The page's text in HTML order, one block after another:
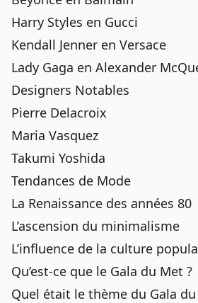
Harry Styles en Gucci
Kendall Jenner en Versace
Lady Gaga en Alexander
Designers Notables
Pierre Delacroix
Maria Vasquez
Takumi Yoshida
Tendances de Mode
La Renaissance des années 80
L’ascension du minimalisme
L’influence de la culture
Qu’est-ce que le Gala du Met ?
Quel était le thème du Gala du